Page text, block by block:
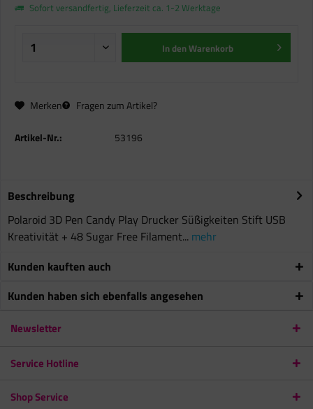
Sofort versandfertig, Lieferzeit ca. 1-2 Werktage
In denWarenkorb
Merken Fragen zum Artikel?
Artikel-Nr.: 53196
Beschreibung
Polaroid 3D Pen Candy Play Drucker Süßigkeiten Stift USB
Kreativität + 48 Sugar Free Filament... mehr
Kunden kauften auch
Kunden haben sich ebenfalls angesehen
Newsletter
Service Hotline
Shop Service